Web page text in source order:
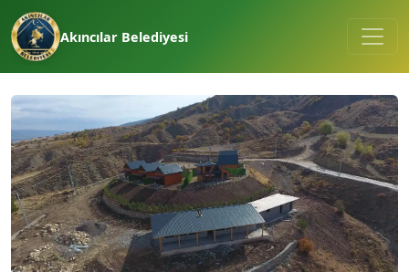
Akıncılar Belediyesi